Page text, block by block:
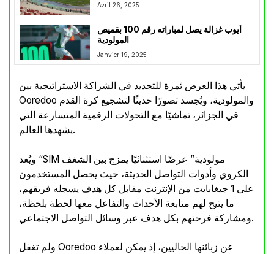
Avril 26, 2025
أيوب غزالة يصل لمباراته رقم 100 بقميص
المولودية
Janvier 19, 2025
يأتي هذا العرض ثمرة للتجديد في الشراكة الاستراتيجية بين
Ooredoo والمولودية، ويُجسد تصورًا حديثًا لتشجيع كرة القدم
في الجزائر، تماشيًا مع التحولات الرقمية المتسارعة التي
يشهدها العالم.
ويُعد “SIM مولودية” عرضًا استثنائيًا يمزج بين الشغف
الكروي وأدوات التواصل الحديثة، حيث يحصل المستخدمون
على 1 جيغابايت من الإنترنت مقابل كل هدف يسجله فريقهم،
ما يتيح لهم متابعة الأحداث والتفاعل معها لحظة بلحظة،
ومشاركة فرحتهم بكل هدف عبر وسائل التواصل الاجتماعي.
ولم تغفل Ooredoo عن زبائنها الحاليين، إذ يمكن لعملاء